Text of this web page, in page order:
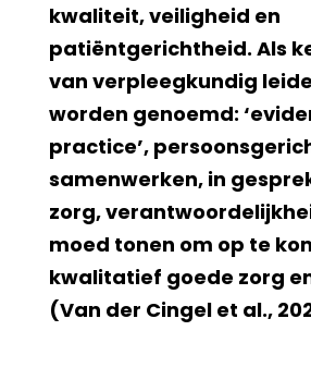
kwaliteit, veiligheid en
patiëntgerichtheid. Als
van verpleegkundig
worden genoemd:
practice’,
samenwerken, in
zorg,
moed tonen om op te
kwalitatief goede zorg
(Van der Cingel et al.,